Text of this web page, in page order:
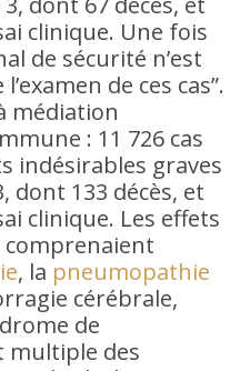
clinique. Une fois
de sécurité n’est
de ces cas”.
médiation
: 11 726 cas
indésirables graves
dont 133 décès, et
clinique. Les effets
comprenaient
, la pneumopathie
cérébrale,
de
multiple des